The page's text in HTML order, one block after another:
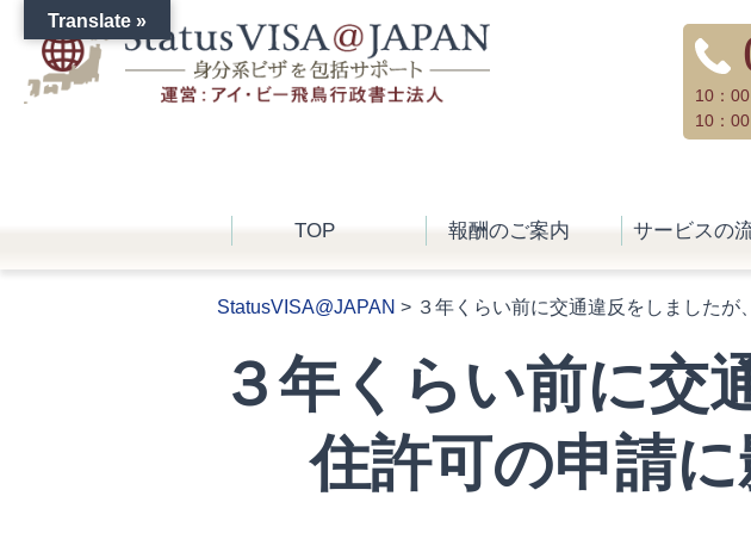
10：
10：
TOP 報酬のご案内 サービスの
StatusVISA@JAPAN > ３年くらい前に交通違反をしましたが
３年くらい前に交
住許可の申請に
Translate »